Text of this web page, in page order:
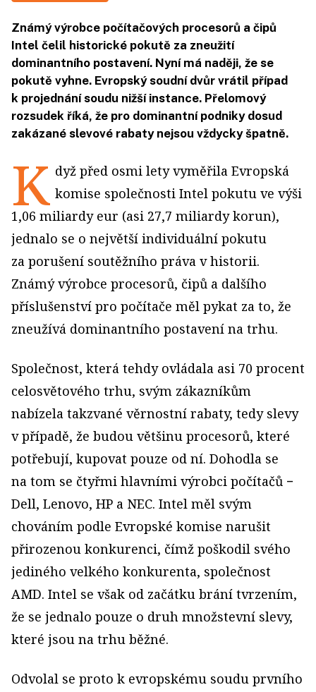
Známý výrobce počítačových procesorů a čipů
Intel čelil historické pokutě za zneužití
dominantního postavení. Nyní má naději, že se
pokutě vyhne. Evropský soudní dvůr vrátil případ
k projednání soudu nižší instance. Přelomový
rozsudek říká, že pro dominantní podniky dosud
zakázané slevové rabaty nejsou vždycky špatně.
K dyž před osmi lety vyměřila Evropská
komise společnosti Intel pokutu ve výši
1,06 miliardy eur (asi 27,7 miliardy korun),
jednalo se o největší individuální pokutu
za porušení soutěžního práva v historii.
Známý výrobce procesorů, čipů a dalšího
příslušenství pro počítače měl pykat za to, že
zneužívá dominantního postavení na trhu.
Společnost, která tehdy ovládala asi 70 procent
celosvětového trhu, svým zákazníkům
nabízela takzvané věrnostní rabaty, tedy slevy
v případě, že budou většinu procesorů, které
potřebují, kupovat pouze od ní. Dohodla se
na tom se čtyřmi hlavními výrobci počítačů −
Dell, Lenovo, HP a NEC. Intel měl svým
chováním podle Evropské komise narušit
přirozenou konkurenci, čímž poškodil svého
jediného velkého konkurenta, společnost
AMD. Intel se však od začátku brání tvrzením,
že se jednalo pouze o druh množstevní slevy,
které jsou na trhu běžné.
Odvolal se proto k evropskému soudu prvního